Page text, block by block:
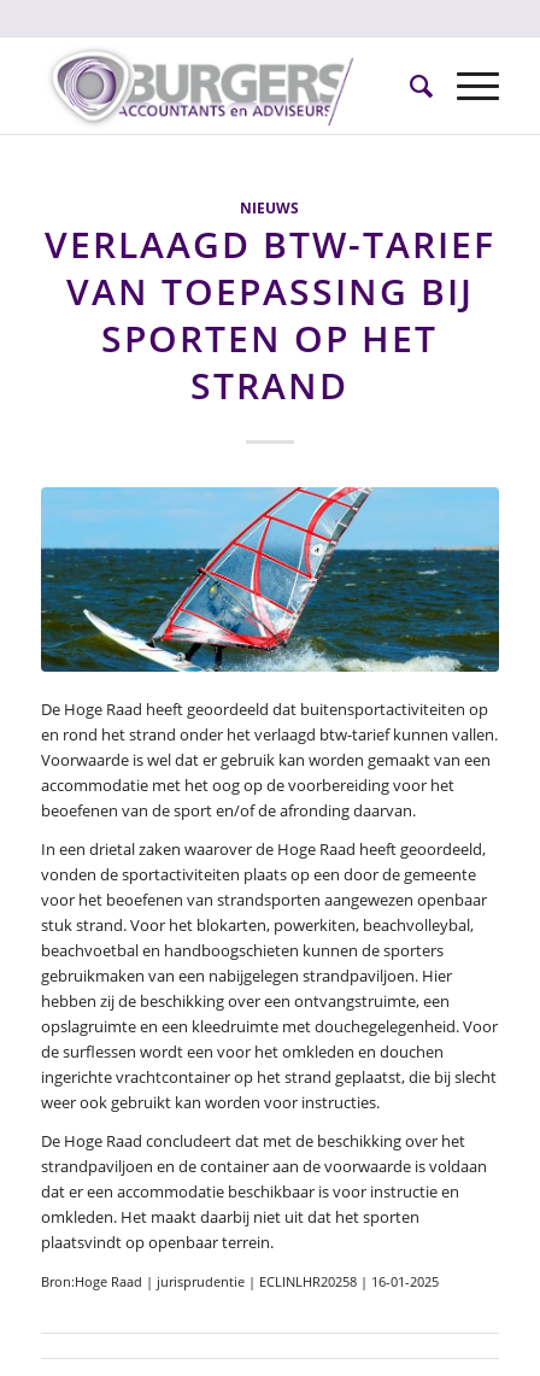
NIEUWS
VERLAAGD BTW-TARIEF
VAN TOEPASSING BIJ
SPORTEN OP HET
STRAND
De Hoge Raad heeft geoordeeld dat buitensportactiviteiten op
en rond het strand onder het verlaagd btw-tarief kunnen vallen.
Voorwaarde is wel dat er gebruik kan worden gemaakt van een
accommodatie met het oog op de voorbereiding voor het
beoefenen van de sport en/of de afronding daarvan.
In een drietal zaken waarover de Hoge Raad heeft geoordeeld,
vonden de sportactiviteiten plaats op een door de gemeente
voor het beoefenen van strandsporten aangewezen openbaar
stuk strand. Voor het blokarten, powerkiten, beachvolleybal,
beachvoetbal en handboogschieten kunnen de sporters
gebruikmaken van een nabijgelegen strandpaviljoen. Hier
hebben zij de beschikking over een ontvangstruimte, een
opslagruimte en een kleedruimte met douchegelegenheid. Voor
de surflessen wordt een voor het omkleden en douchen
ingerichte vrachtcontainer op het strand geplaatst, die bij slecht
weer ook gebruikt kan worden voor instructies.
De Hoge Raad concludeert dat met de beschikking over het
strandpaviljoen en de container aan de voorwaarde is voldaan
dat er een accommodatie beschikbaar is voor instructie en
omkleden. Het maakt daarbij niet uit dat het sporten
plaatsvindt op openbaar terrein.
Bron:Hoge Raad | jurisprudentie | ECLINLHR20258 | 16-01-2025